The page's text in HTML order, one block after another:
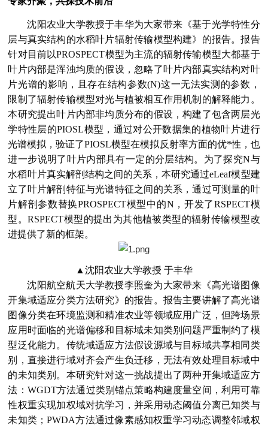
沈阳农业大学教授于丰华为大家带来《基于光学特性分
层与真实结构的水稻叶片辐射传输模型构建》的报告。报告
针对目前以PROSPECT模型为主流的辐射传输模型大都基于
叶片内部是浑浊均质的假设，忽略了叶片内部真实结构对叶
片光谱的影响，且存在结构参数(N)这一无法实测的参数，
限制了辐射传输模型对光与植被相互作用机制的解释能力。
本研究提出叶片内部非均质分布的假设，构建了包含两层光
学特性层的PIOSL模型，通过对公开数据集的植物叶片进行
光谱模拟，验证了PIOSL模型在模拟反射率方面的优*性，也
进一步说明了叶片内部具有一定的分层结构。为了探究N与
水稻叶片真实解剖结构之间的关系，本研究通过eLeaf模型建
立了叶片解剖特征与光谱特征之间的关系，通过可测量的叶
片解剖参数替换PROSPECT模型中的N，开发了RSPECT模
型。RSPECT模型的提出为其他植被类型的辐射传输模型改
进提供了新的框架。
▲ 沈阳农业大学教授 于丰华
沈阳航空航天大学教授李照奎为大家带来《高光谱图像
开集域适应分类方法研究》的报告。报告主要讲解了高光谱
图像分类在环境监测和精准农业等领域应用广泛，但跨场景
应用时面临的光谱偏移和目标域未知类别问题严重制约了模
型泛化能力。传统域适应方法假设源域与目标域共享相同类
别，直接进行域对齐会产生负迁移，无法有效处理目标域中
的未知类别。本研究针对这一挑战提出了两种开集域适应方
法：WGDT方法通过类别锚点策略构建度量空间，利用可靠
性权重实现加权域对抗学习，并采用动态阈值分离已知类与
未知类；PWDA方法通过像素感知权重学习动态调整邻域权